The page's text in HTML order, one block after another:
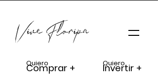
Comprar +
Quiero Invertir +
Quiero